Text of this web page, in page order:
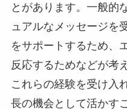
とがあります。一般的
ュアルなメッセージを
をサポートするため、
反応するためなどが考
これらの経験を受け入
長の機会として活かす